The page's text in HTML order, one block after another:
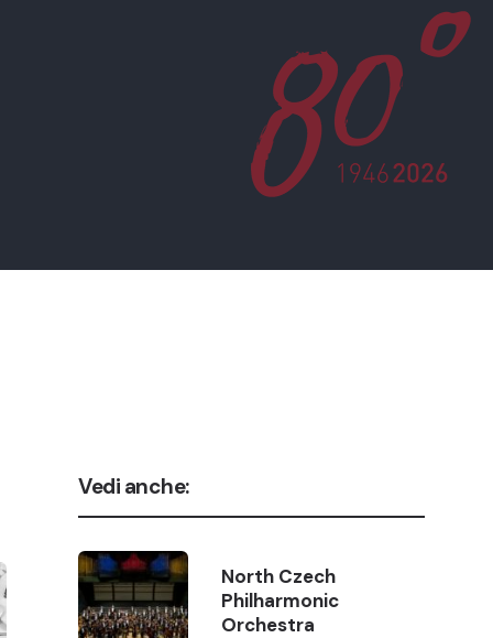
Vedi anche:
North Czech
Philharmonic
Orchestra